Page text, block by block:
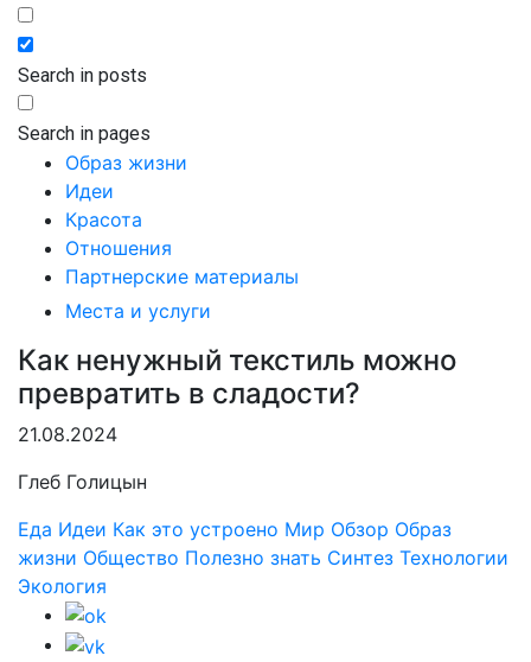
Search in posts
Search in pages
Образ жизни
Идеи
Красота
Отношения
Партнерские материалы
Места и услуги
Как ненужный текстиль можно
превратить в сладости?
21.08.2024
Глеб Голицын
Еда Идеи Как это устроено Мир Обзор Образ
жизни Общество Полезно знать Синтез Технологии
Экология